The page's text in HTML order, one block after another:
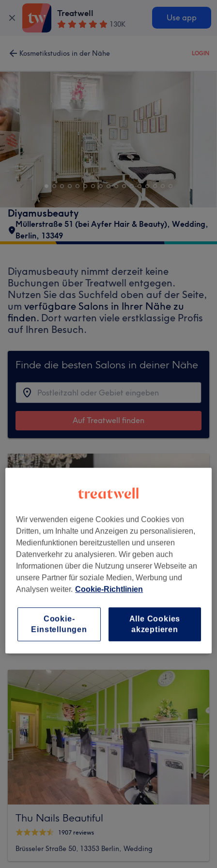
Treatwell
130K
Use app
Kosmetikstudios in der Nähe LOGIN
Diyamusbeauty
Müllerstraße 51 (bei Ayfer Hair & Beauty), Wedding,
Berlin, 13349
Diyamusbeauty nimmt derzeit keine
Buchungen über Treatwell entgegen.
Nutzen Sie das Suchfeld oben auf der Seite,
um verfügbare Salons in Ihrer Nähe zu
finden. Dort warten viele erstklassige Profis
auf Ihren Besuch.
Finde die besten Salons in deiner Nähe
Auf Treatwell finden
2311 reviews
Müllerstraße 133a (im Innenhof, Seitenflügel rechts),
13349 Berlin, Wedding
Thu Nails Beautiful
1907 reviews
Brüsseler Straße 50, 13353 Berlin, Wedding
Wir verwenden eigene Cookies und Cookies von
Dritten, um Inhalte und Anzeigen zu personalisieren,
Medienfunktionen bereitzustellen und unseren
Datenverkehr zu analysieren. Wir geben auch
Informationen über die Nutzung unserer Webseite an
unsere Partner für soziale Medien, Werbung und
Analysen weiter. Cookie-Richtlinien
Cookie-
Einstellungen
Alle Cookies
akzeptieren